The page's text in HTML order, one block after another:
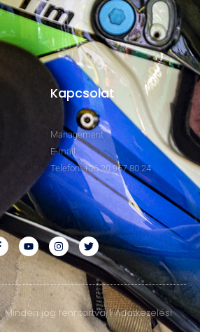
Kapcsolat
Management
E-mail
Telefon: +36 20 967 80 24
Minden jog fenntartva. | Adatkezelési